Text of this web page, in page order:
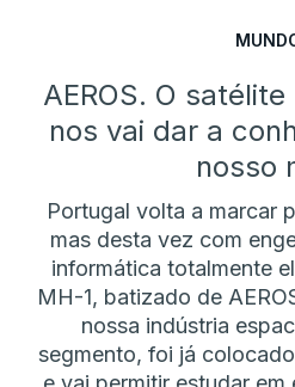
AEROS. O
nos vai dar a
nosso
Portugal volta a marcar
mas desta vez com
informática totalmente
MH-1, batizado de
nossa indústria
segmento, foi já